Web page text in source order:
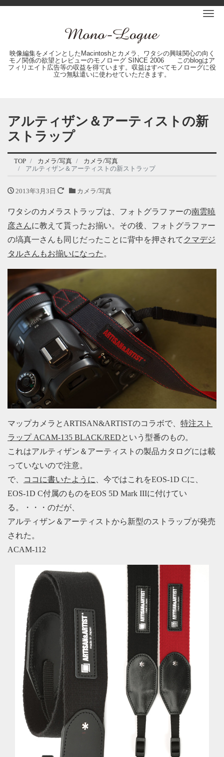
映像編集をメインとしたMacintoshとカメラ、ワタシの興味関心の向く
モノ関係の欲望とレビューのモノローグ SINCE 2006 このblogはア
フィリエイト広告等の収益を得ています。収益はすべてモノローグに役
立つ無駄遣いに使わせていただきます。
アルティザン＆アーティストの新
ストラップ
TOP カメラ/写真
カメラ/写真
アルティザン＆アーティストの新ストラップ
2013年3月3日 カメラ/写真
ワタシのカメラストラップは、フォトグラファーの南雲暁
彦さんに教えて貰ったお揃い。その後、フォトグラファー
の塙真一さんも同じだったことに背中を押されて クマデジ
タルさんもお揃いになった 。
マップカメラとARTISAN&ARTISTのコラボで、 特注スト
ラップ ACAM-135 BLACK/REDという型番のもの。
これはアルティザン＆アーティストの製品カタログには載
っていないので注意。
で、
ココに書いたように
、今ではこれをEOS-1D Cに、
EOS-1D C付属のものをEOS 5D Mark IIIに付けてい
る。・・・のだが、
アルティザン＆アーティストから新型のストラップが発売
された。
ACAM-112